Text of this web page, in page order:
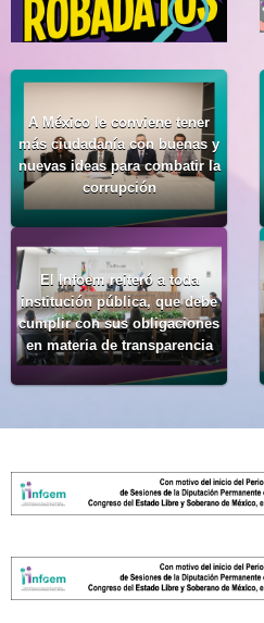
A México le conviene tener
más ciudadanía con buenas y
nuevas ideas para combatir la
corrupción
El Infoem reiteró a toda
institución pública, que debe
cumplir con sus obligaciones
en materia de transparencia